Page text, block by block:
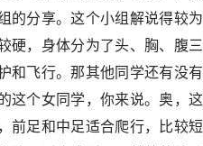
的分享。这个小组解说得较为
硬，身体分为了头、胸、腹三
和飞行。那其他同学还有没有
这个女同学，你来说。奥，这
前足和中足适合爬行，比较短